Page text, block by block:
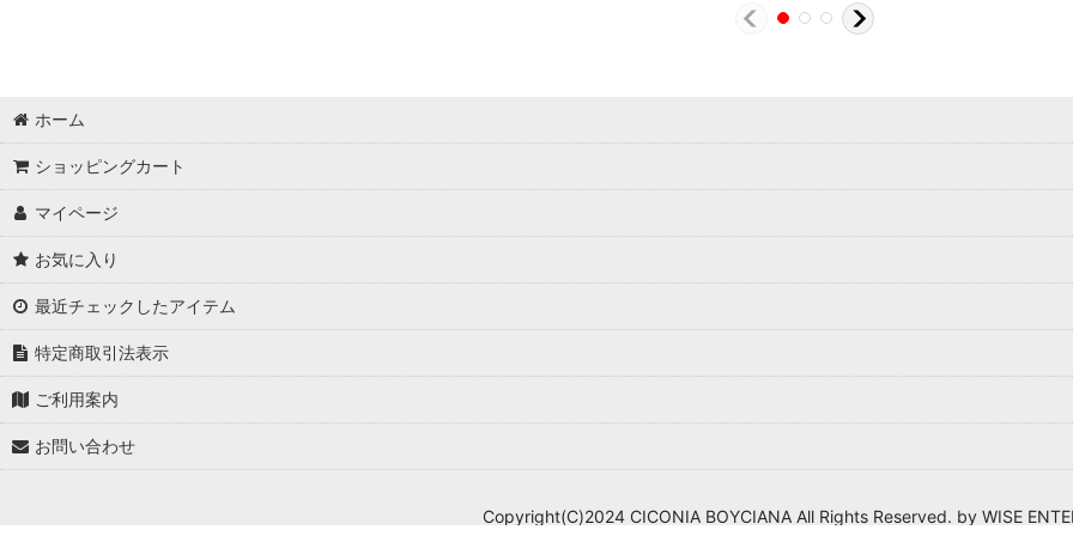
ホーム
ショッピングカート
マイページ
お気に入り
最近チェックしたアイテム
特定商取引法表示
ご利用案内
お問い合わせ
Copyright(C)2024 CICONIA BOYCIANA All Rights Reserved. by WISE